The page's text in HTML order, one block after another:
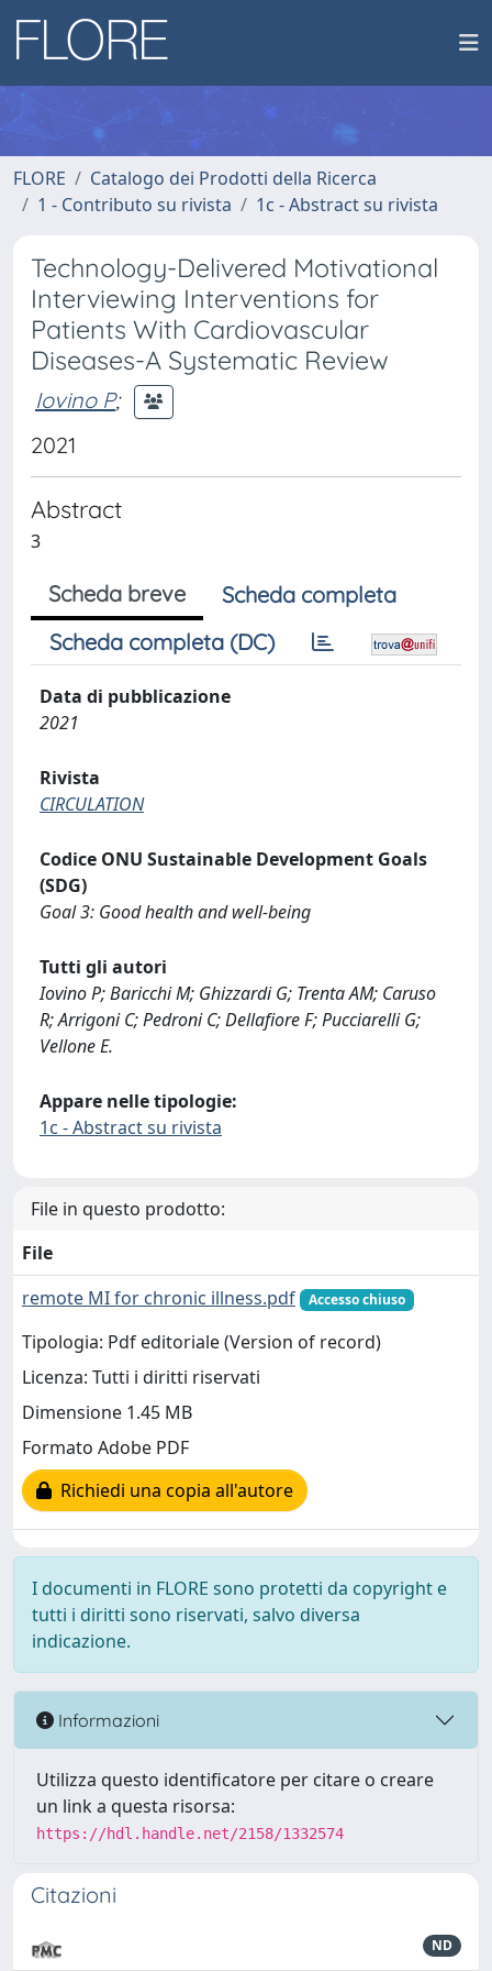
FLORE
Catalogo dei Prodotti della Ricerca
1 - Contributo su rivista
1c - Abstract su rivista
Technology-Delivered Motivational
Interviewing Interventions for
Patients With Cardiovascular
Diseases-A Systematic Review
Iovino P;
2021
Abstract
3
Scheda breve
Scheda completa
Scheda completa (DC)
Data di pubblicazione
2021
Rivista
CIRCULATION
Codice ONU Sustainable Development Goals
(SDG)
Goal 3: Good health and well-being
Tutti gli autori
Iovino P; Baricchi M; Ghizzardi G; Trenta AM; Caruso
R; Arrigoni C; Pedroni C; Dellafiore F; Pucciarelli G;
Vellone E.
Appare nelle tipologie:
1c - Abstract su rivista
File in questo prodotto:
File
remote MI for chronic illness.pdf
Accesso chiuso
Tipologia: Pdf editoriale (Version of record)
Licenza: Tutti i diritti riservati
Dimensione 1.45 MB
Formato Adobe PDF
Richiedi una copia all'autore
I documenti in FLORE sono protetti da copyright e
tutti i diritti sono riservati, salvo diversa
indicazione.
Informazioni
Utilizza questo identificatore per citare o creare
un link a questa risorsa:
https://hdl.handle.net/2158/1332574
Citazioni
ND